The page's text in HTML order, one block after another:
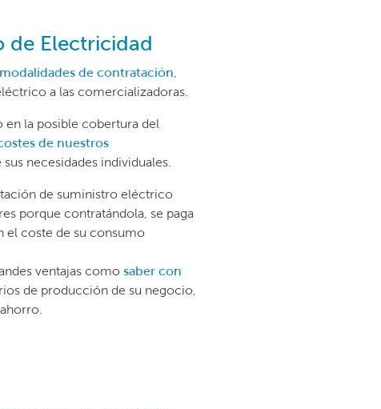
de Electricidad
de contratación,
a las comercializadoras.
en la posible cobertura del
de nuestros
necesidades individuales.
de suministro eléctrico
porque contratándola, se paga
el coste de su consumo
ventajas comosaber con
de producción de su negocio,